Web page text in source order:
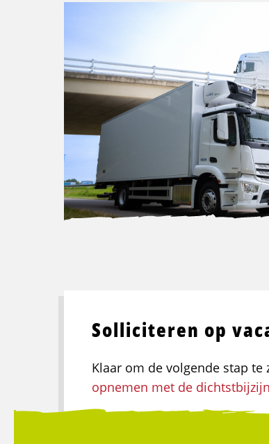
Solliciteren op
Klaar om de volgende stap
opnemen met de